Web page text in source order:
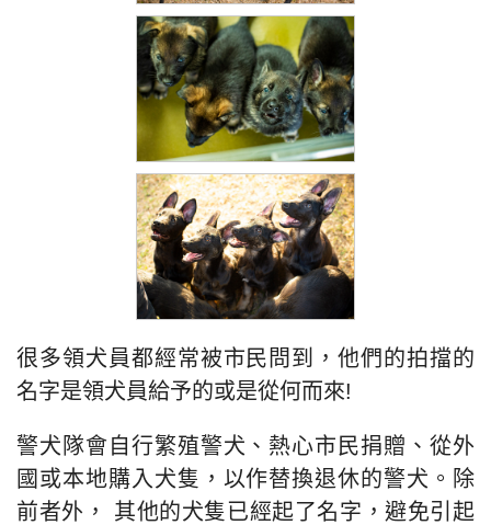
很多領犬員都經常被市民問到，他們的拍擋的
名字是領犬員給予的或是從何而來!
警犬隊會自行繁殖警犬、熱心市民捐贈、從外
國或本地購入犬隻，以作替換退休的警犬。除
前者外， 其他的犬隻已經起了名字，避免引起